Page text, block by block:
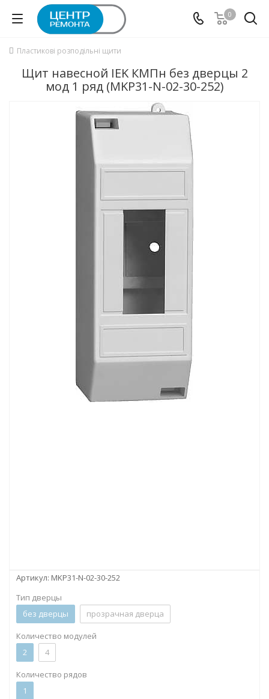
0
Пластикові розподільні щити
Щит навесной IEK КМПн без дверцы 2
мод 1 ряд (MKP31-N-02-30-252)
Артикул: MKP31-N-02-30-252
Тип дверцы
без дверцы
прозрачная дверца
Количество модулей
2
4
Количество рядов
1